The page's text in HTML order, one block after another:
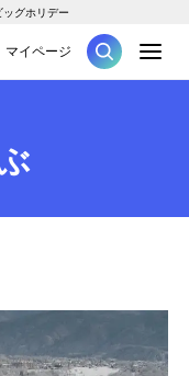
グホリデー
ツアー
マイページ